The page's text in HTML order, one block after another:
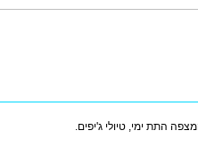
התת ימי, טיולי ג'יפים.